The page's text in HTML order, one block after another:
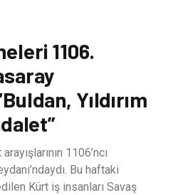
1106.
Yıldırım
1106’ncı
Bu haftaki
Kürt iş insanları Savaş